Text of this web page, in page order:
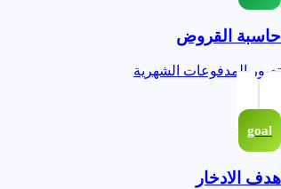
حاسبة القروض
تصور المدفوعات الشهرية
goal
هدف الادخار